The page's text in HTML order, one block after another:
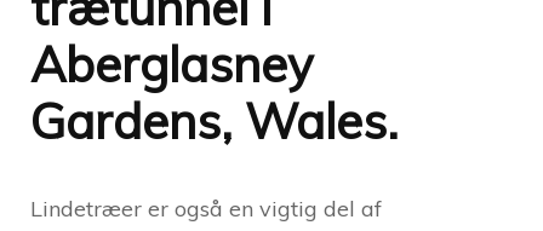
Aberglasney
Gardens, Wales.
Lindetræer er også en vigtig del af